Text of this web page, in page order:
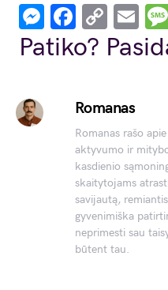
Messenger
Copy
Link
Patiko?
Romanas
Romanas rašo
aktyvumo ir
kasdienio
skaitytojams
savijautą,
gyvenimiška
neprimesti sau
būtent tau.